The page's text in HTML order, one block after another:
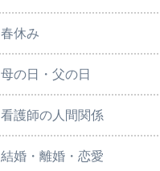
春休み
母の日・父の日
看護師の人間関係
結婚・離婚・恋愛